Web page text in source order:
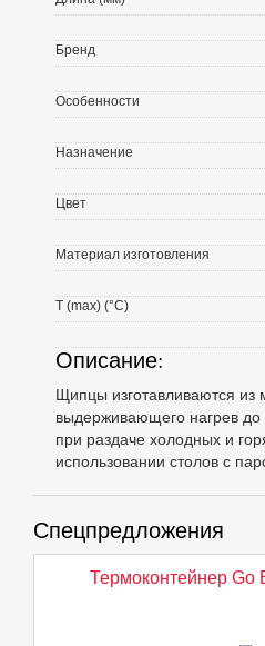
Бренд
Особенности
Назначение
Цвет
Материал изготовления
T (max) (°С)
Описание:
Щипцы изготавливаются из
выдерживающего нагрев
при раздаче холодных и
использовании столов с
Спецпредложения
Термоконтейнер Go